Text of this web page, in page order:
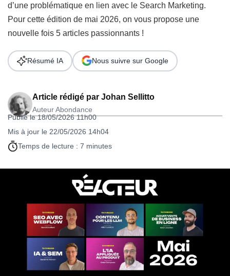
Article rédigé par Johan Sellitto
Auteur Abondance
Publié le 18/05/2026 11h00
Mis à jour le 22/05/2026 14h04
Temps de lecture : 7 minutes
Résumé IA Nous suivre sur Google
d’une problématique en lien avec le Search Marketing.
Pour cette édition de mai 2026, on vous propose une
nouvelle fois 5 articles passionnants !